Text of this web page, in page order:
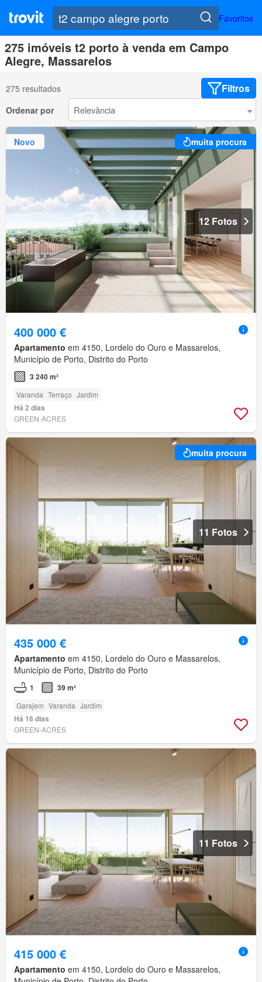
Favoritos
275 imóveis t2 porto à venda em Campo
Alegre, Massarelos
275 resultados Filtros
Ordenar por
Novo muita procura
12 Fotos
400 000 €
Apartamento em 4150, Lordelo do Ouro e Massarelos,
Município de Porto, Distrito do Porto
3 240 m²
Varanda Terraço Jardim
Há 2 dias
GREEN-ACRES
muita procura
11 Fotos
435 000 €
Apartamento em 4150, Lordelo do Ouro e Massarelos,
Município de Porto, Distrito do Porto
1 39 m²
Garajem Varanda Jardim
Há 16 dias
GREEN-ACRES
11 Fotos
415 000 €
Apartamento em 4150, Lordelo do Ouro e Massarelos,